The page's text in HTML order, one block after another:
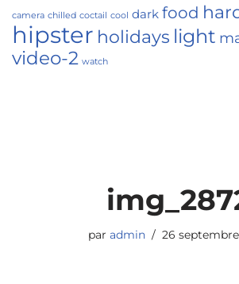
camera chilled coctail cool dark food
hipster holidays light
video-2 watch
par admin 26